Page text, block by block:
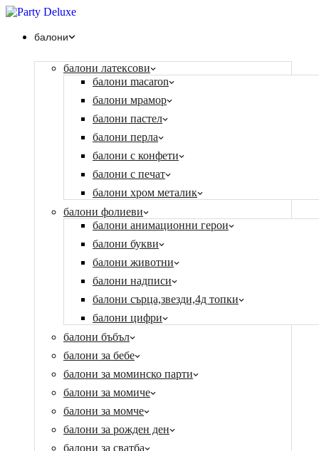
балони
балони латексови
балони macaron
балони мрамор
балони пастел
балони перла
балони с конфети
балони с печат
балони хром металик
балони фолиеви
балони анимационни герои
балони букви
балони животни
балони надписи
балони сърца,звезди,4д топки
балони цифри
балони бъбъл
балони за бебе
балони за моминско парти
балони за момиче
балони за момче
балони за рожден ден
балони за сватба